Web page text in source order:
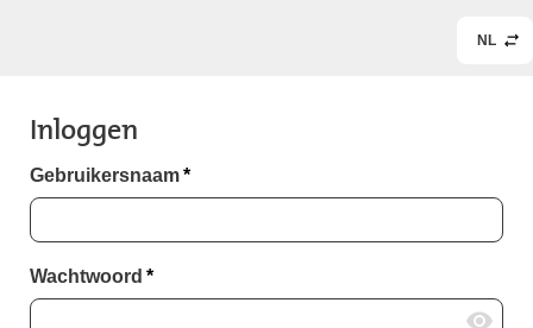
NL
Inloggen
Gebruikersnaam*
Wachtwoord *